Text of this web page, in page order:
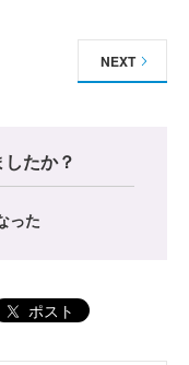
NEXT
たか？
った
ポスト